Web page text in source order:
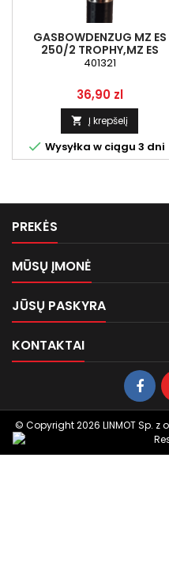
GASBOWDENZUG MZ ES
250/2 TROPHY,MZ ES
175/2,SCHWARZ
401321
Kaina
36,90 zl
 Į krepšelį
 Wysyłka w ciągu 3 dni
PREKĖS
MŪSŲ ĮMONĖ
JŪSŲ PASKYRA
KONTAKTAI
© Copyright 2026 LINMOT Sp. z